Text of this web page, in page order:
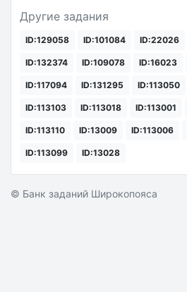
Другие задания
ID:129058 ID:101084 ID:22026
ID:132374 ID:109078 ID:16023
ID:117094 ID:131295 ID:113050
ID:113103 ID:113018 ID:113001
ID:113110 ID:13009 ID:113006
ID:113099 ID:13028
© Банк заданий Широкопояса